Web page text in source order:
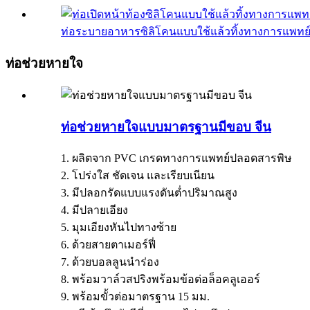
ท่อระบายอาหารซิลิโคนแบบใช้แล้วทิ้งทางการแพท
ท่อช่วยหายใจ
ท่อช่วยหายใจแบบมาตรฐานมีขอบ จีน
1. ผลิตจาก PVC เกรดทางการแพทย์ปลอดสารพิษ
2. โปร่งใส ชัดเจน และเรียบเนียน
3. มีปลอกรัดแบบแรงดันต่ำปริมาณสูง
4. มีปลายเอียง
5. มุมเอียงหันไปทางซ้าย
6. ด้วยสายตาเมอร์ฟี่
7. ด้วยบอลลูนนำร่อง
8. พร้อมวาล์วสปริงพร้อมข้อต่อล็อคลูเออร์
9. พร้อมขั้วต่อมาตรฐาน 15 มม.